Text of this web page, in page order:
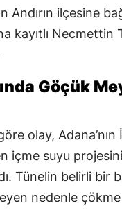
Andırın ilçesine
kayıtlı Necmettin
Göçük
olay, Adana’nın
içme suyu
Tünelin belirli bir
nedenle